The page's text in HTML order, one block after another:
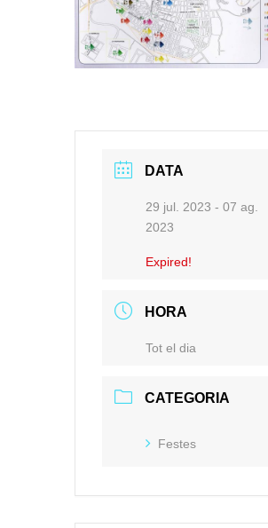
DATA
29 jul. 2023 - 07 ag.
2023
Expired!
HORA
Tot el dia
CATEGORIA
Festes